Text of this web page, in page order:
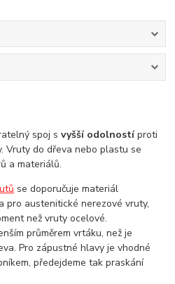
spoj svyšší odolnostíproti
Vruty do dřeva nebo plastu se
a materiálů.
se doporučuje materiál
pro austenitické nerezové vruty,
než vruty ocelové.
průměrem vrtáku, než je
Pro zápustné hlavy je vhodné
předejdeme tak praskání